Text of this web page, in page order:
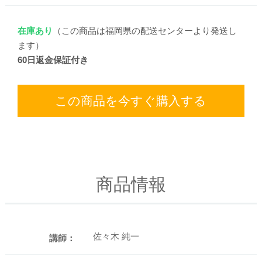
在庫あり
（この商品は福岡県の配送センターより発送し
ます）
60日返金保証付き
この商品を今すぐ購入する
商品情報
講師： 佐々木 純一